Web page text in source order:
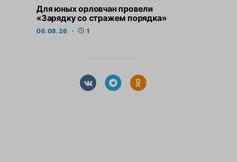
Для юных орловчан провели
«Зарядку со стражем порядка»
06.08.26 1